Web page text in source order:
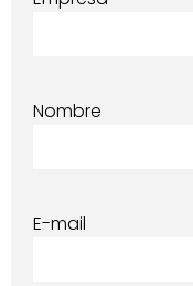
Nombre
E-mail